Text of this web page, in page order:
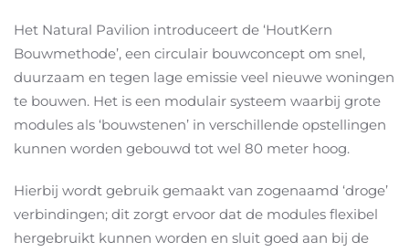
Het Natural Pavilion introduceert de ‘HoutKern
Bouwmethode’, een circulair bouwconcept om snel,
duurzaam en tegen lage emissie veel nieuwe woningen
te bouwen. Het is een modulair systeem waarbij grote
modules als ‘bouwstenen’ in verschillende opstellingen
kunnen worden gebouwd tot wel 80 meter hoog.
Hierbij wordt gebruik gemaakt van zogenaamd ‘droge’
verbindingen; dit zorgt ervoor dat de modules flexibel
hergebruikt kunnen worden en sluit goed aan bij de